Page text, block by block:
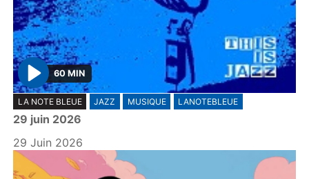
P
l
a
y
60 MIN
LA NOTE BLEUE JAZZ MUSIQUE LANOTEBLEUE
29 juin 2026
29 Juin 2026